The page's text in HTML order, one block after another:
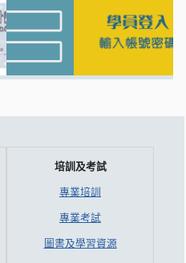
培訓及考試
專業培訓
專業考試
圖書及學習資源